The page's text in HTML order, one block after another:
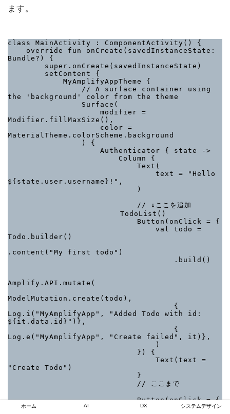
ます。
class MainActivity : ComponentActivity() {
Bundle?) {
the 'background' color from the theme
Modifier.fillMaxSize(),
MaterialTheme.colorScheme.background
${state.user.username}!",
TodoList()
Todo.builder()
.content("My first todo")
Amplify.API.mutate(
ModelMutation.create(todo),
Log.i("MyAmplifyApp", "Added Todo with id:
${it.data.id}")},
Log.e("MyAmplifyApp", "Create failed", it)},
"Create Todo")
                            Button(onClick = {
ホーム AI DX システムデザイン